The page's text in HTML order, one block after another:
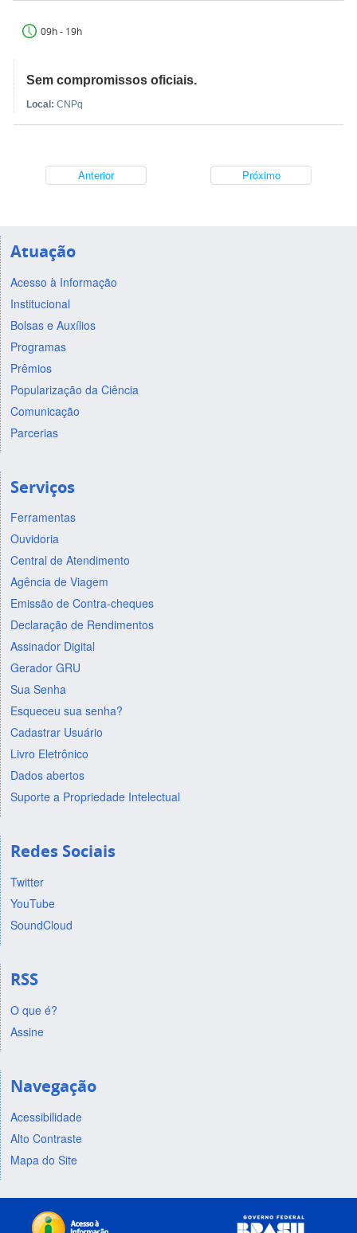
09h - 19h
Sem compromissos oficiais.
Local: CNPq
Anterior Próximo
Atuação
Acesso à Informação
Institucional
Bolsas e Auxílios
Programas
Prêmios
Popularização da Ciência
Comunicação
Parcerias
Serviços
Ferramentas
Ouvidoria
Central de Atendimento
Agência de Viagem
Emissão de Contra-cheques
Declaração de Rendimentos
Assinador Digital
Gerador GRU
Sua Senha
Esqueceu sua senha?
Cadastrar Usuário
Livro Eletrônico
Dados abertos
Suporte a Propriedade Intelectual
Redes Sociais
Twitter
YouTube
SoundCloud
RSS
O que é?
Assine
Navegação
Acessibilidade
Alto Contraste
Mapa do Site